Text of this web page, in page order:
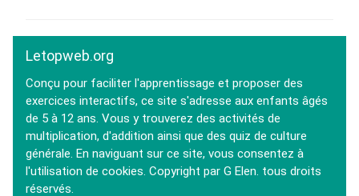
Letopweb.org
Conçu pour faciliter l'apprentissage et proposer des
exercices interactifs, ce site s'adresse aux enfants âgés
de 5 à 12 ans. Vous y trouverez des activités de
multiplication, d'addition ainsi que des quiz de culture
générale. En naviguant sur ce site, vous consentez à
l'utilisation de cookies. Copyright par G Elen. tous droits
réservés.